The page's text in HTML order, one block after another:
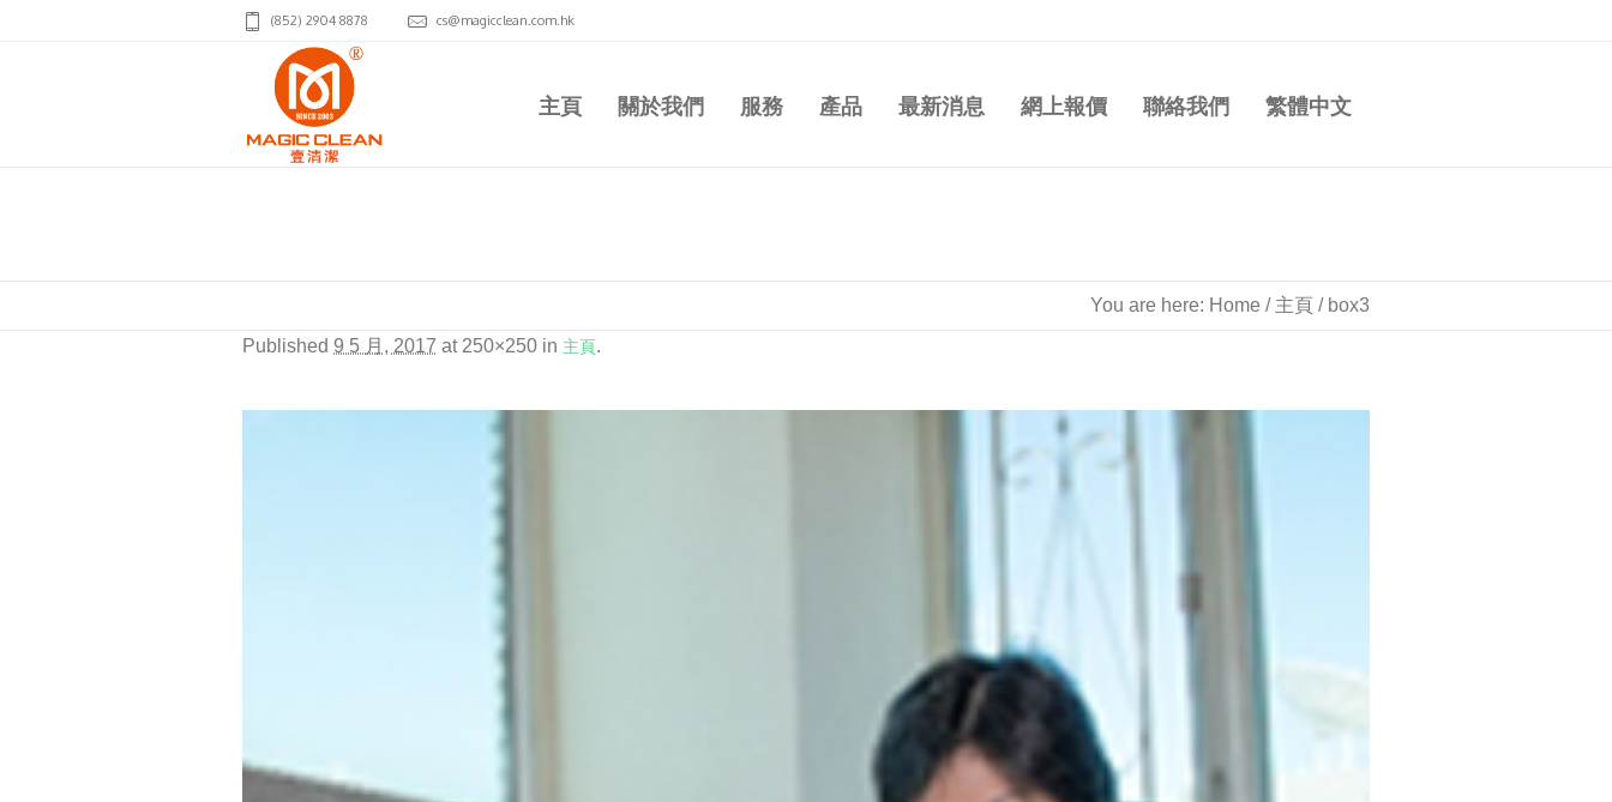
(852) 2904 8878 cs@magicclean.com.hk
主頁 關於我們 服務 產品 最新消息 網上報價 聯絡我們 繁體中文
You are here: Home / 主頁 / box3
Published 9 5 月, 2017 at 250×250 in 主頁.